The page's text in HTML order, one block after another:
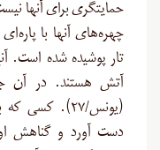
حمایتگری برای آنها
چهره‌های آنها با
تار پوشیده شده است.
آتش هستند. در آن
(یونس/۲۷). کسی
دست آورد و گناهش